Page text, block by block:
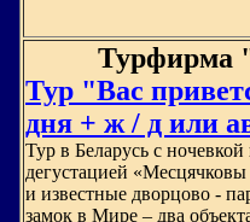
Турфирма
Тур "Вас
дня + ж / д или
Тур в Беларусь с
дегустацией
и известные дворцово -
замок в Мире – два